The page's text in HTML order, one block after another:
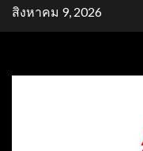
Skipสิงหาคม 9, 2026